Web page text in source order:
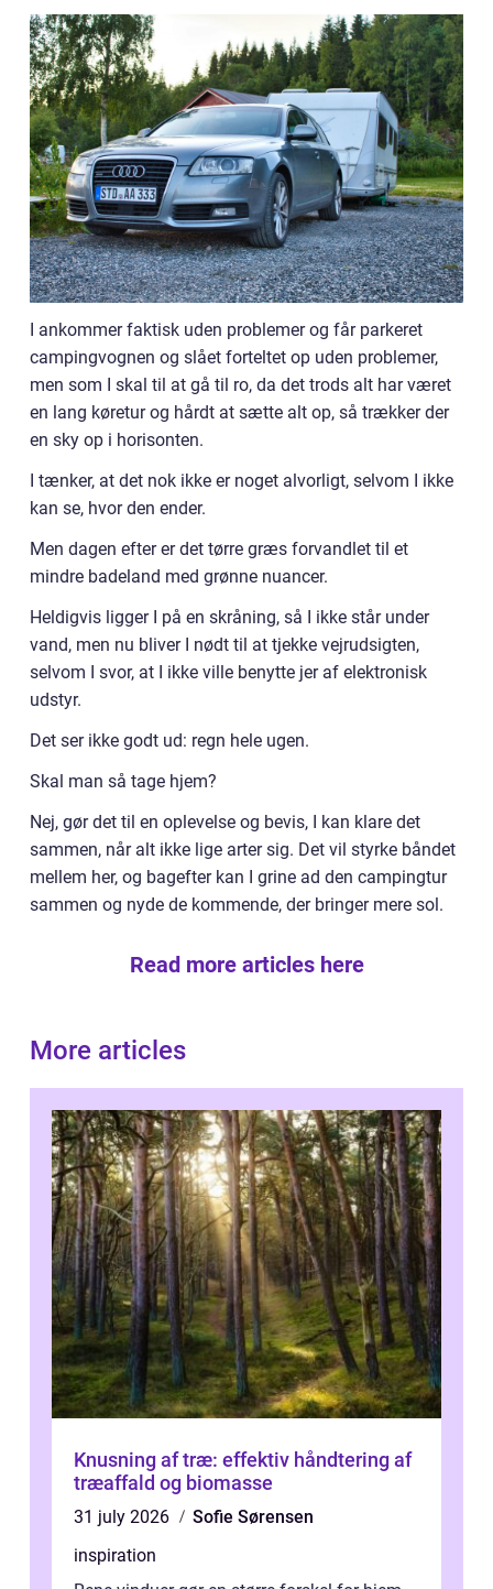
I ankommer faktisk uden problemer og får parkeret
campingvognen og slået forteltet op uden problemer,
men som I skal til at gå til ro, da det trods alt har været
en lang køretur og hårdt at sætte alt op, så trækker der
en sky op i horisonten.
I tænker, at det nok ikke er noget alvorligt, selvom I ikke
kan se, hvor den ender.
Men dagen efter er det tørre græs forvandlet til et
mindre badeland med grønne nuancer.
Heldigvis ligger I på en skråning, så I ikke står under
vand, men nu bliver I nødt til at tjekke vejrudsigten,
selvom I svor, at I ikke ville benytte jer af elektronisk
udstyr.
Det ser ikke godt ud: regn hele ugen.
Skal man så tage hjem?
Nej, gør det til en oplevelse og bevis, I kan klare det
sammen, når alt ikke lige arter sig. Det vil styrke båndet
mellem her, og bagefter kan I grine ad den campingtur
sammen og nyde de kommende, der bringer mere sol.
Read more articles here
More articles
Knusning af træ: effektiv håndtering af
træaffald og biomasse
31 july 2026
Sofie Sørensen
inspiration